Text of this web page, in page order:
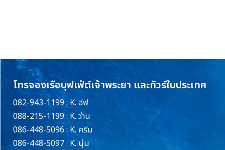
โทรจองเรือบุฟเฟ่ต์เจ้าพระยา และทัวร์ในประเทศ
082-943-1199 : K. อีฟ
088-215-1199 : K. ว่าน
086-448-5096 : K. ครีม
086-448-5097 : K. นุ่น